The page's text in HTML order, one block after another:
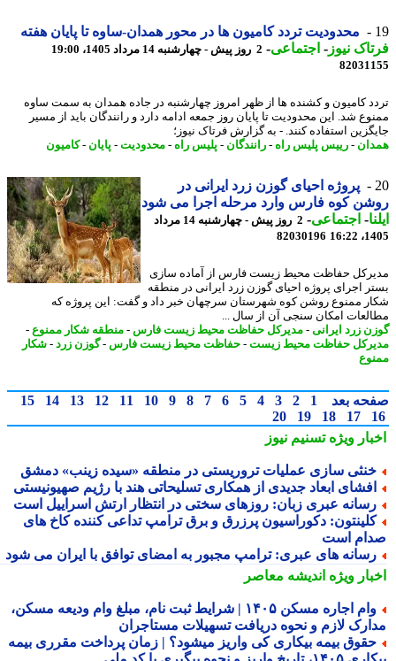
محدودیت تردد کامیون ها در محور همدان-ساوه تا پایان هفته
نیوز-اجتماعی-2 روز پیش - چهارشنبه 14 مرداد 1405، 19:00
کامیون و کشنده ها از ظهر امروز چهارشنبه در جاده همدان به سمت ساوه
شد. این محدودیت تا پایان روز جمعه ادامه دارد و رانندگان باید از مسیر
استفاده کنند. - به گزارش فرتاک نیوز؛
- رییس پلیس راه- رانندگان-پلیس راه- محدودیت-پایان-کامیون
پروژه احیای گوزن زرد ایرانی در
کوه فارس وارد مرحله اجرا می شود
-اجتماعی-
2 روز پیش - چهارشنبه 14 مرداد
82030196
حفاظت محیط زیست فارس از آماده سازی
اجرای پروژه احیای گوزن زرد ایرانی در منطقه
ممنوع روشن کوه شهرستان سرچهان خبر داد و گفت: این پروژه که
امکان سنجی آن از سال ...
زرد ایرانی- مدیرکل حفاظت محیط زیست فارس-منطقه شکار ممنوع-
حفاظت محیط زیست-حفاظت محیط زیست فارس-گوزن زرد- شکار
بعد 1
2
3
4
5
6
7
8
9
10
11
12
13
14
15
17
18
19
20
ویژهتسنیم نیوز
سازی عملیات تروریستی در منطقه «سیده زینب» دمشق
ابعاد جدیدی از همکاری تسلیحاتی هند با رژیم صهیونیستی
عبری زبان: روزهای سختی در انتظار ارتش اسراییل است
دکوراسیون پرزرق و برق ترامپ تداعی کننده کاخ های
است
های عبری: ترامپ مجبور به امضای توافق با ایران می شود
ویژهاندیشه معاصر
وام اجاره مسکن ۱۴۰۵ | شرایط ثبت نام، مبلغ وام ودیعه مسکن،
لازم و نحوه دریافت تسهیلات مستاجران
بیمه بیکاری کی واریز میشود؟ | زمان پرداخت مقرری بیمه